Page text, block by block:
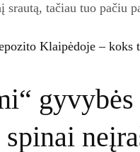
srautą, tačiau tuo pačiu
Klaipėdoje – koks